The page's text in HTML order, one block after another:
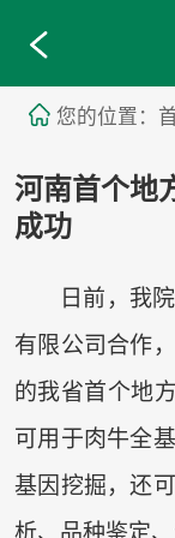
您的位置：
河南首个地
成功
日前，我
有限公司合作
的我省首个地
可用于肉牛全
基因挖掘，还